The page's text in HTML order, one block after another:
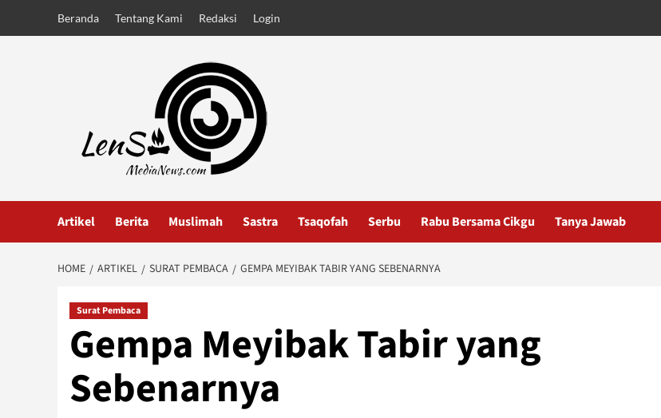
Beranda Tentang Kami Redaksi Login
Artikel Berita Muslimah Sastra Tsaqofah Serbu Rabu Bersama Cikgu Tanya Jawab
HOME ARTIKEL SURAT PEMBACA GEMPA MEYIBAK TABIR YANG SEBENARNYA
Surat Pembaca
Gempa Meyibak Tabir yang
Sebenarnya